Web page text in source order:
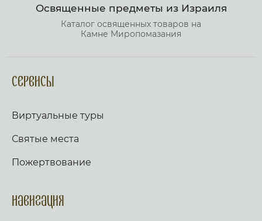
Освященные предметы из Израиля
Каталог освященных товаров на
Камне Миропомазания
Сервисы
Виртуальные туры
Святые места
Пожертвование
Навигация